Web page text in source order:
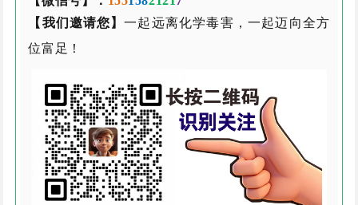
【我们邀请您】一起远离化学毒害，一起迈向全方
位富足！